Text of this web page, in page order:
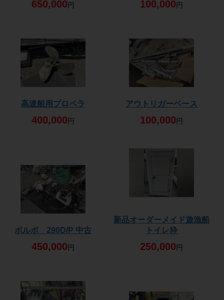
650,000 円 100,000 円
高速船用プロペラ
400,000 円
アウトリガーベース
100,000 円
ボルボ 290D/P 中古
450,000 円
新品オーダーメイド遊漁船
トイレ枠
250,000 円